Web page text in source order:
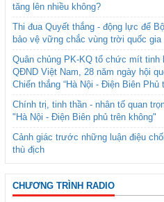
tăng lên nhiều không?
Thi đua Quyết thắng - động lực để
bảo vệ vững chắc vùng trời quốc gia
Quân chủng PK-KQ tổ chức mít tinh
QĐND Việt Nam, 28 năm ngày hội
Chiến thắng “Hà Nội - Điện Biên Phủ
Chính trị, tinh thần - nhân tố quan
"Hà Nội - Điện Biên phủ trên không"
Cảnh giác trước những luận điệu
thù địch
CHƯƠNG TRÌNH RADIO